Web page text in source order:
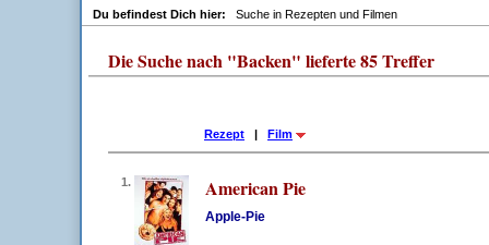
Du befindest Dich hier: Suche in Rezepten und Filmen
Die Suche nach "Backen" lieferte 85 Treffer
Rezept | Film
1. American Pie
Apple-Pie